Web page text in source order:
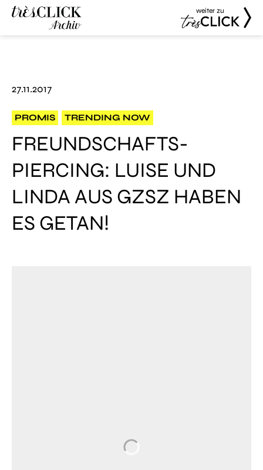
weiter zu
27.11.2017
PROMIS TRENDING NOW
FREUNDSCHAFTS-
PIERCING: LUISE UND
LINDA AUS GZSZ HABEN
ES GETAN!